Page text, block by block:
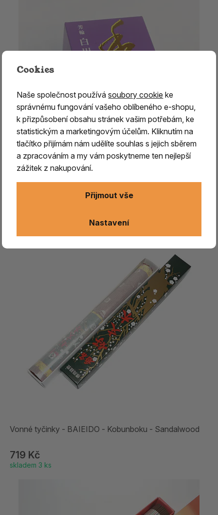
Vonné tyčinky - BAIEIDO - Kobunboku - Sandalwood
719 Kč
skladem 3 ks
Cookies
Naše společnost používásoubory cookie ke
správnému fungování vašeho oblíbeného e-shopu,
k přizpůsobení obsahu stránek vašim potřebám, ke
statistickým a marketingovým účelům. Kliknutím na
tlačítko přijímám nám udělíte souhlas s jejich sběrem
a zpracováním a my vám poskytneme ten nejlepší
zážitek z nakupování.
Nastavení
Přijmout vše